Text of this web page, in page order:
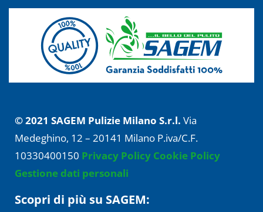
© 2021 SAGEM Pulizie Milano S.r.l. Via
Medeghino, 12 – 20141 Milano P.iva/C.F.
10330400150 Privacy Policy Cookie Policy
Gestione dati personali
Scopri di più su SAGEM: